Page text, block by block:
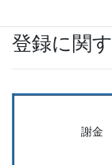
登録に関
謝金